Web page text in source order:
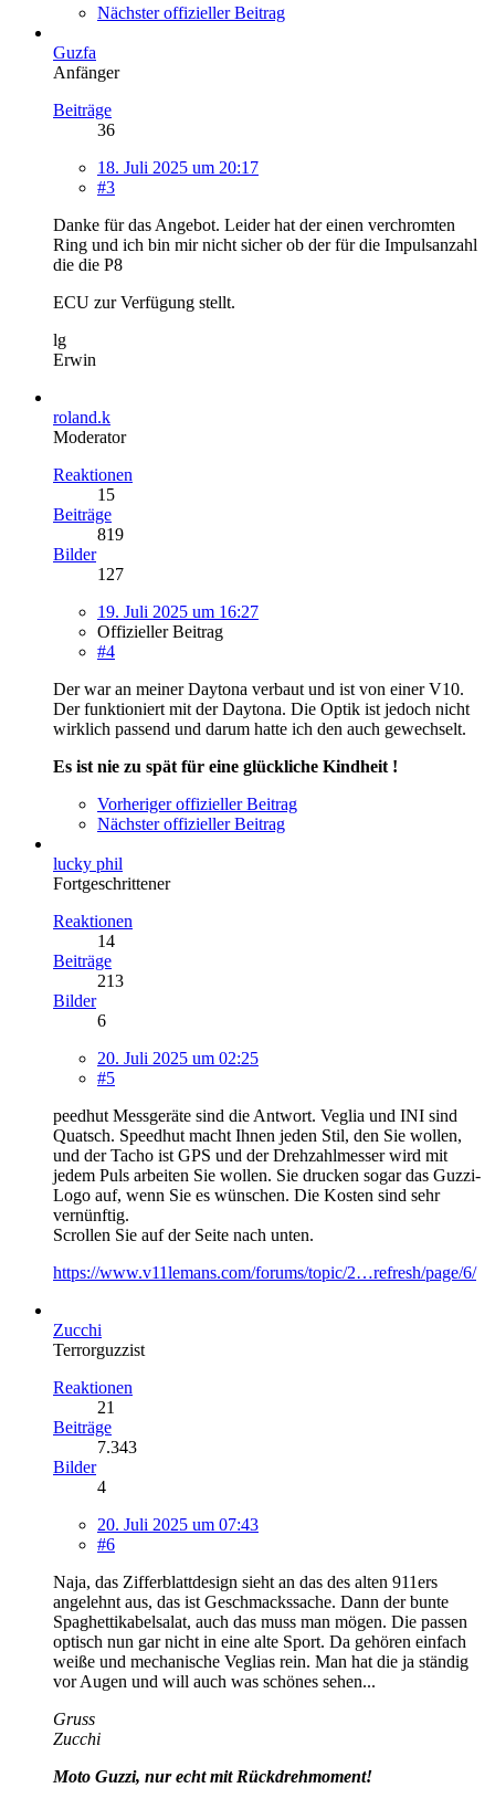
Nächster offizieller Beitrag
Guzfa
Anfänger
Beiträge
36
18. Juli 2025 um 20:17
#3
Danke für das Angebot. Leider hat der einen verchromten
Ring und ich bin mir nicht sicher ob der für die Impulsanzahl
die die P8
ECU zur Verfügung stellt.
lg
Erwin
roland.k
Moderator
Reaktionen
15
Beiträge
819
Bilder
127
19. Juli 2025 um 16:27
Offizieller Beitrag
#4
Der war an meiner Daytona verbaut und ist von einer V10.
Der funktioniert mit der Daytona. Die Optik ist jedoch nicht
wirklich passend und darum hatte ich den auch gewechselt.
Es ist nie zu spät für eine glückliche Kindheit !
Vorheriger offizieller Beitrag
Nächster offizieller Beitrag
lucky phil
Fortgeschrittener
Reaktionen
14
Beiträge
213
Bilder
6
20. Juli 2025 um 02:25
#5
peedhut Messgeräte sind die Antwort. Veglia und INI sind
Quatsch. Speedhut macht Ihnen jeden Stil, den Sie wollen,
und der Tacho ist GPS und der Drehzahlmesser wird mit
jedem Puls arbeiten Sie wollen. Sie drucken sogar das Guzzi-
Logo auf, wenn Sie es wünschen. Die Kosten sind sehr
vernünftig.
Scrollen Sie auf der Seite nach unten.
https://www.v11lemans.com/forums/topic/2…refresh/page/6/
Zucchi
Terrorguzzist
Reaktionen
21
Beiträge
7.343
Bilder
4
20. Juli 2025 um 07:43
#6
Naja, das Zifferblattdesign sieht an das des alten 911ers
angelehnt aus, das ist Geschmackssache. Dann der bunte
Spaghettikabelsalat, auch das muss man mögen. Die passen
optisch nun gar nicht in eine alte Sport. Da gehören einfach
weiße und mechanische Veglias rein. Man hat die ja ständig
vor Augen und will auch was schönes sehen...
Gruss
Zucchi
Moto Guzzi, nur echt mit Rückdrehmoment!